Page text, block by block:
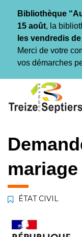
Bibliothèque
15 août, la
les vendredis
Merci de votre
vos démarches
contenu
pied
mariage
ÉTAT CIVIL